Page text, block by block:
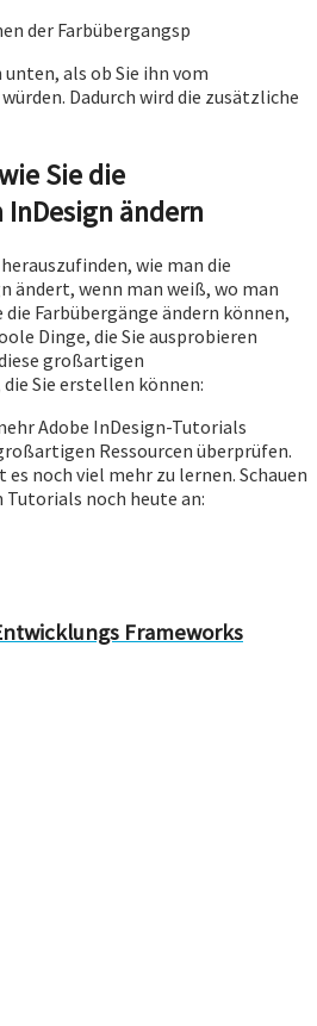
der Farbübergangsp
als ob Sie ihn vom
Dadurch wird die zusätzliche
Sie die
ändern
wie man die
ändert, wenn man weiß, wo man
die Farbübergänge ändern können,
Dinge, die Sie ausprobieren
großartigen
Sie erstellen können:
Adobe InDesign-Tutorials
Ressourcen überprüfen.
noch viel mehr zu lernen. Schauen
Tutorials noch heute an:
Frameworks